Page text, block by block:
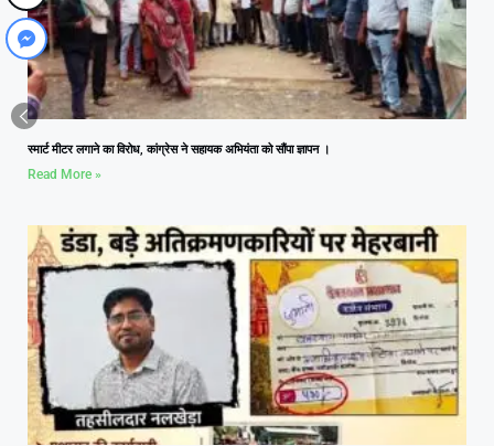
स्मार्ट मीटर लगाने का विरोध, कांग्रेस ने सहायक अभियंता को सौंपा ज्ञापन ।
Read More »